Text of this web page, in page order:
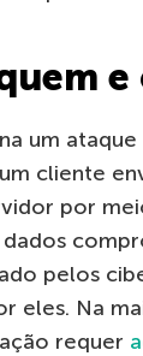
e
um
cliente
por
pelos
eles. Na
requer